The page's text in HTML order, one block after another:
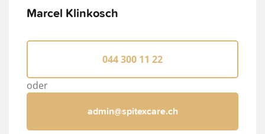
Marcel Klinkosch
044 300 11 22
oder
admin@spitexcare.ch